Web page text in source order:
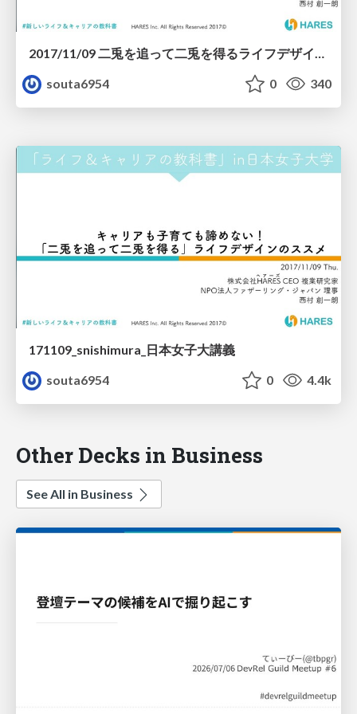
2017/11/09 二兎を追って二兎を得るライフデザイン in 日本女子大学
souta6954
0 340
171109_snishimura_日本女子大講義
souta6954
0 4.4k
Other Decks in Business
See All in Business